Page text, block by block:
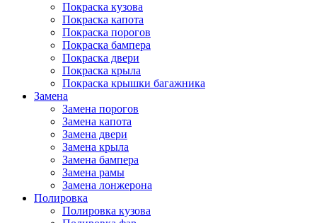
Покраска кузова
Покраска капота
Покраска порогов
Покраска бампера
Покраска двери
Покраска крыла
Покраска крышки багажника
Замена
Замена порогов
Замена капота
Замена двери
Замена крыла
Замена бампера
Замена рамы
Замена лонжерона
Полировка
Полировка кузова